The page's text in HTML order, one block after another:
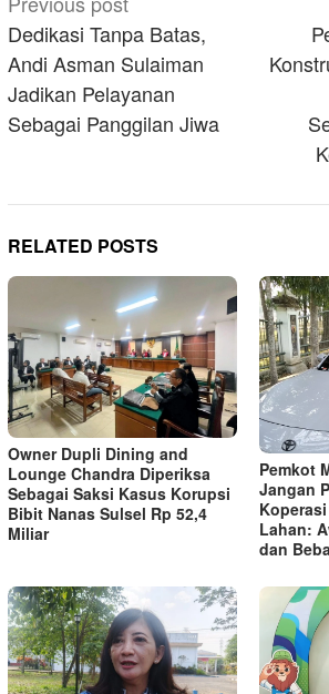
navigation
Dedikasi Tanpa Batas,
Andi Asman Sulaiman
Jadikan Pelayanan
Sebagai Panggilan Jiwa
RELATED POSTS
Owner Dupli Dining and
Lounge Chandra Diperiksa
Sebagai Saksi Kasus Korupsi
Bibit Nanas Sulsel Rp 52,4
Miliar
Pemkot
Jangan
Lahan:
dan